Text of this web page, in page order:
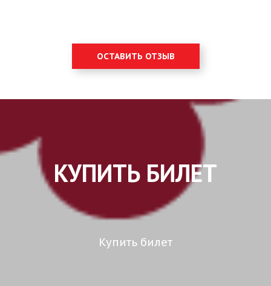
ОСТАВИТЬ ОТЗЫВ
КУПИТЬ БИЛЕТ
Купить билет